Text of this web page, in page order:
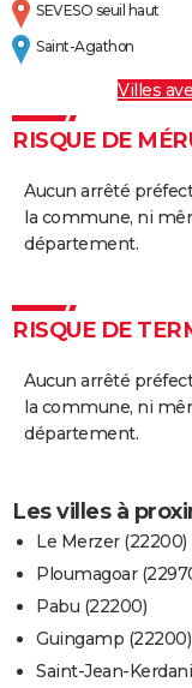
SEVESO seuil haut
Saint-Agathon
Villes
RISQUE DE
Aucun arrêté
la commune, ni
département.
RISQUE DE
Aucun arrêté
la commune, ni
département.
Les villes à
Le Merzer (22200)
Ploumagoar
Pabu (22200)
Guingamp (22200)
Saint-Jean-